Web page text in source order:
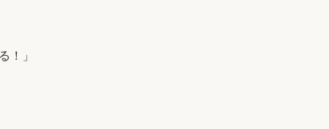
！」